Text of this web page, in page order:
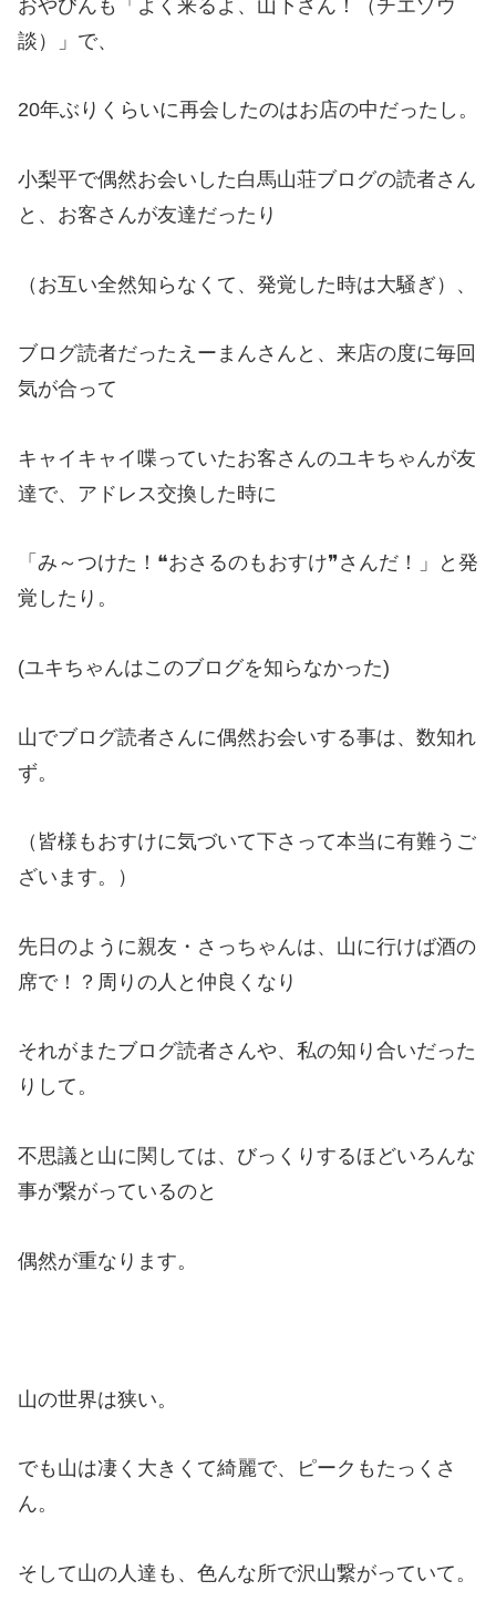
おやびんも「よく来るよ、山下さん！（チエゾウ
談）」で、
20年ぶりくらいに再会したのはお店の中だったし。
小梨平で偶然お会いした白馬山荘ブログの読者さん
と、お客さんが友達だったり
（お互い全然知らなくて、発覚した時は大騒ぎ）、
ブログ読者だったえーまんさんと、来店の度に毎回
気が合って
キャイキャイ喋っていたお客さんのユキちゃんが友
達で、アドレス交換した時に
「み～つけた！❝おさるのもおすけ❞さんだ！」と発
覚したり。
(ユキちゃんはこのブログを知らなかった)
山でブログ読者さんに偶然お会いする事は、数知れ
ず。
（皆様もおすけに気づいて下さって本当に有難うご
ざいます。）
先日のように親友・さっちゃんは、山に行けば酒の
席で！？周りの人と仲良くなり
それがまたブログ読者さんや、私の知り合いだった
りして。
不思議と山に関しては、びっくりするほどいろんな
事が繋がっているのと
偶然が重なります。
山の世界は狭い。
でも山は凄く大きくて綺麗で、ピークもたっくさ
ん。
そして山の人達も、色んな所で沢山繋がっていて。